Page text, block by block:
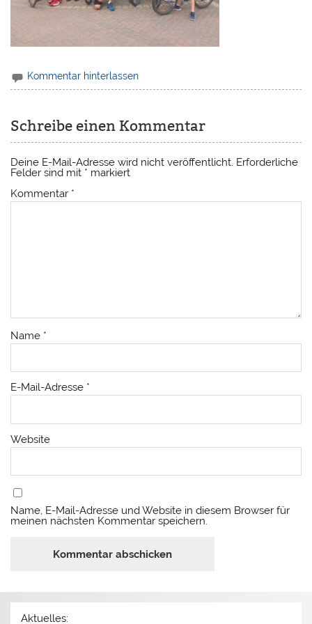
Kommentar hinterlassen
Schreibe einen Kommentar
Deine E-Mail-Adresse wird nicht veröffentlicht. Erforderliche
Felder sind mit * markiert
Kommentar *
Name *
E-Mail-Adresse *
Website
Name, E-Mail-Adresse und Website in diesem Browser für
meinen nächsten Kommentar speichern.
Aktuelles: